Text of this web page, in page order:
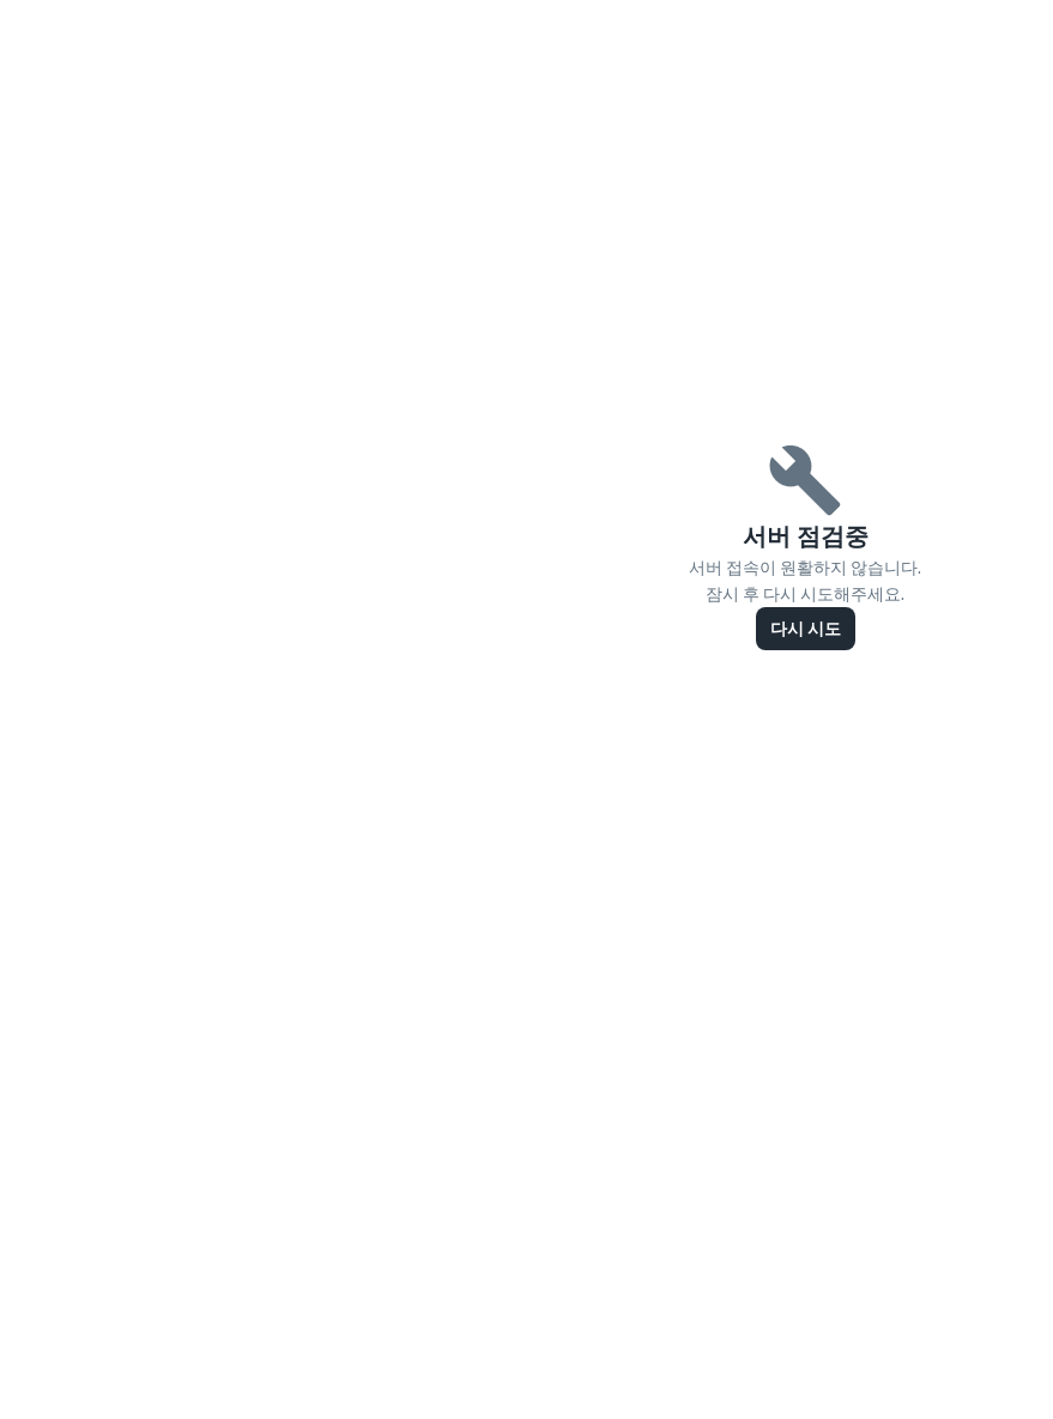
서버 점검중
서버 접속이 원활하지 않습니다.
잠시 후 다시 시도해주세요.
다시 시도